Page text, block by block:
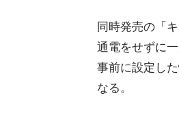
同時発売の「
通電をせずに
事前に設定し
なる。